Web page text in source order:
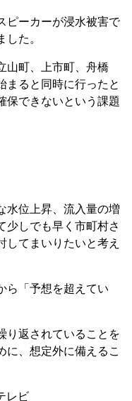
ピーカーが浸水被害で
た。
山町、上市町、舟橋
まると同時に行ったと
保できないという課題
位上昇、流入量の増
少しでも早く市町村さ
してまいりたいと考え
ら「予想を超えてい
返されていることを
に、想定外に備えるこ
レビ